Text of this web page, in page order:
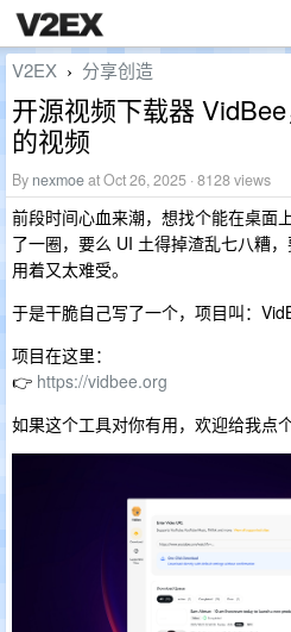
V2EX › 分享创造
开源视频下载器
的视频
By nexmoeat Oct 26, 2025 · 8128 views
前段时间心血来潮，想找个能在桌面
了一圈，要么 UI 土得掉渣乱七八糟
用着又太难受。
于是干脆自己写了一个，项目叫：
项目在这里：
👉 https://vidbee.org
如果这个工具对你有用，欢迎给我点